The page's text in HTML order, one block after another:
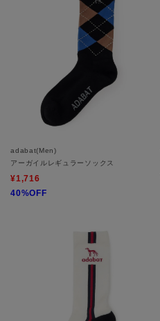
adabat(Men)
アーガイルレギュラーソックス
¥1,716
40%OFF